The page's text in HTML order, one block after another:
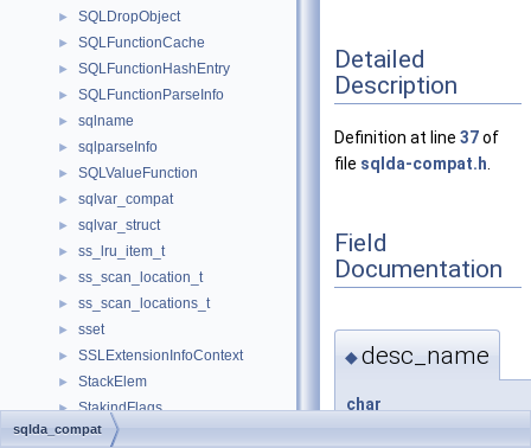
► SQLDropObject
► SQLFunctionCache
► SQLFunctionHashEntry
► SQLFunctionParseInfo
► sqlname
► sqlparseInfo
► SQLValueFunction
► sqlvar_compat
► sqlvar_struct
► ss_lru_item_t
► ss_scan_location_t
► ss_scan_locations_t
► sset
► SSLExtensionInfoContext
► StackElem
► StakindFlags
► standard_qp_extra
Detailed
Description
Definition at line 37of
file sqlda-compat.h
Field
Documentation
◆desc_name
char
sqlda_compat